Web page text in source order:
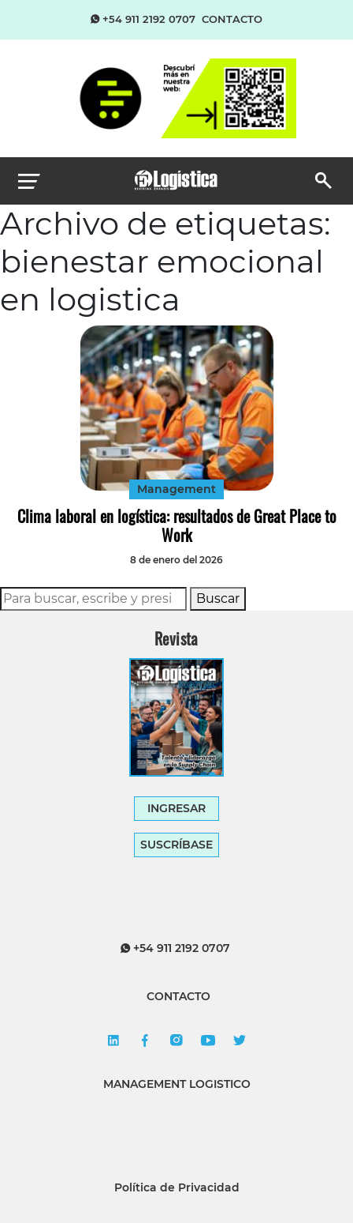
+54 911 2192 0707 CONTACTO
Archivo de etiquetas:
bienestar emocional
en logistica
Management
Clima laboral en logística: resultados de Great Place to
Work
8 de enero del 2026
Buscar
Revista
INGRESAR
SUSCRÍBASE
+54 911 2192 0707
CONTACTO
MANAGEMENT LOGISTICO
Política de Privacidad